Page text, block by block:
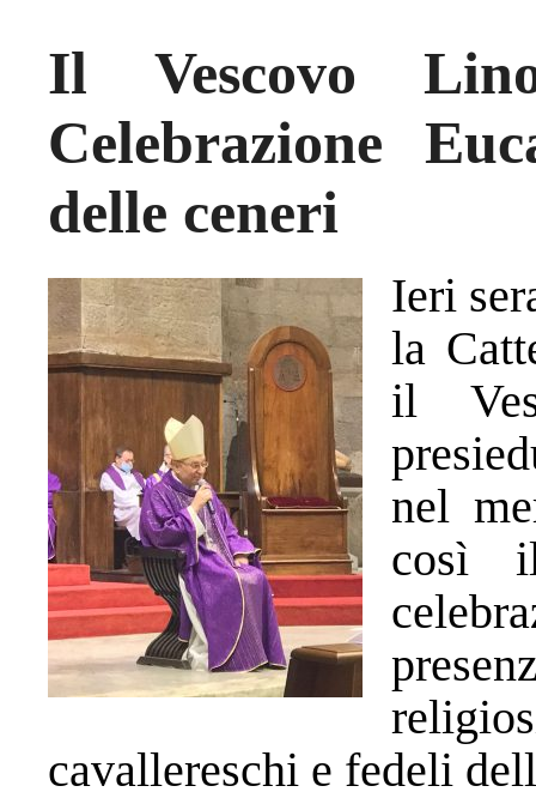
Il Vescovo
Celebrazione
delle ceneri
Ieri
la
il
nel
così
cavallereschi e fedeli